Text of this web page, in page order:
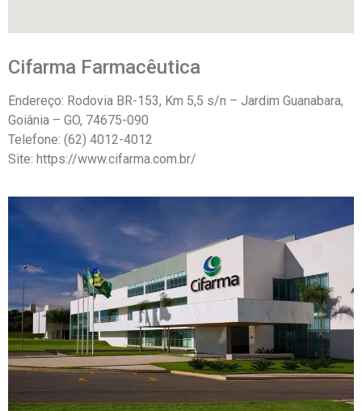
Cifarma Farmacêutica
Endereço: Rodovia BR-153, Km 5,5 s/n – Jardim Guanabara,
Goiânia – GO, 74675-090
Telefone: (62) 4012-4012
Site: https://www.cifarma.com.br/